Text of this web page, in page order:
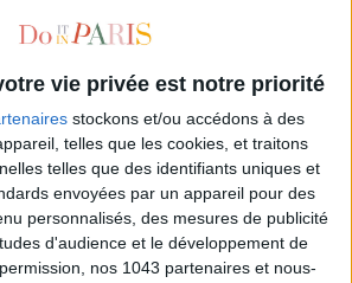
vie privée est notre priorité
stockons et/ou accédons à des
telles que les cookies, et traitons
telles que des identifiants uniques et
envoyées par un appareil pour des
personnalisés, des mesures de publicité
d'audience et le développement de
nos 1043 partenaires et nous-
AIRBNB DE LA PISCINE AUTOUR DE PARIS ?